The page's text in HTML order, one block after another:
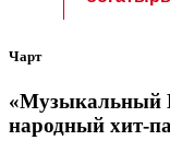
Чарт
«Музыкальный
народный хит-